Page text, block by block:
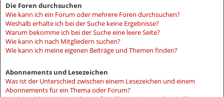
Die Foren durchsuchen
Wie kann ich ein Forum oder mehrere Foren durchsuchen?
Weshalb erhalte ich bei der Suche keine Ergebnisse?
Warum bekomme ich bei der Suche eine leere Seite?
Wie kann ich nach Mitgliedern suchen?
Wie kann ich meine eigenen Beiträge und Themen finden?
Abonnements und Lesezeichen
Was ist der Unterschied zwischen einem Lesezeichen und einem
Abonnements für ein Thema oder Forum?